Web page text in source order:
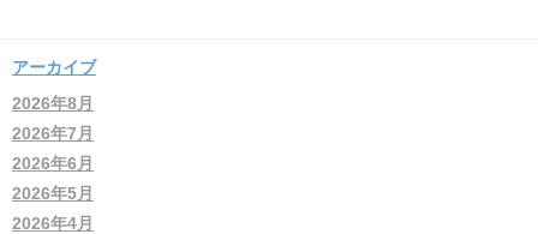
アーカイブ
2026年8月
2026年7月
2026年6月
2026年5月
2026年4月